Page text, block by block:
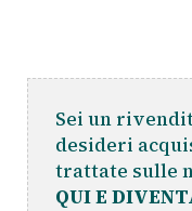
Sei un
desideri
trattate sulle
QUI E